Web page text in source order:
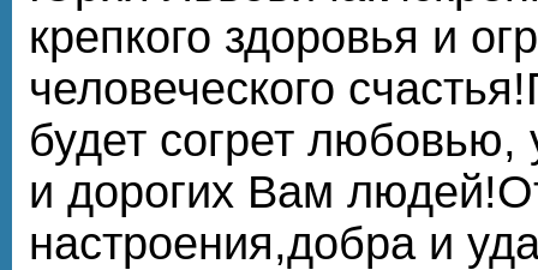
крепкого здоровья и
человеческого
будет согрет любовью,
и дорогих Вам
настроения,добра и